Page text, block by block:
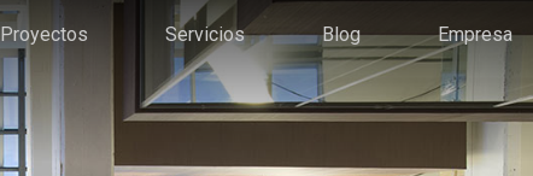
Proyectos Servicios Blog Empresa